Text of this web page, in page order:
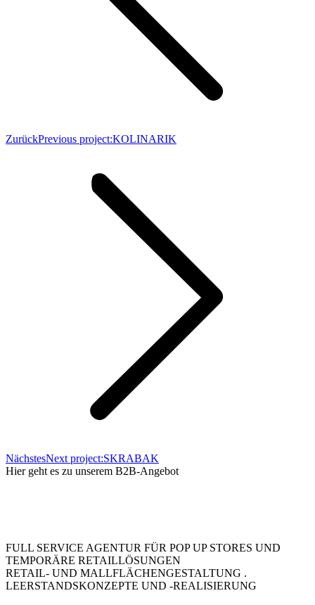
ZurückPrevious project:KOLINARIK
NächstesNext project:SKRABAK
Hier geht es zu unserem B2B-Angebot
FULL SERVICE AGENTUR FÜR POP UP STORES UND
TEMPORÄRE RETAILLÖSUNGEN
RETAIL- UND MALLFLÄCHENGESTALTUNG .
LEERSTANDSKONZEPTE UND -REALISIERUNG